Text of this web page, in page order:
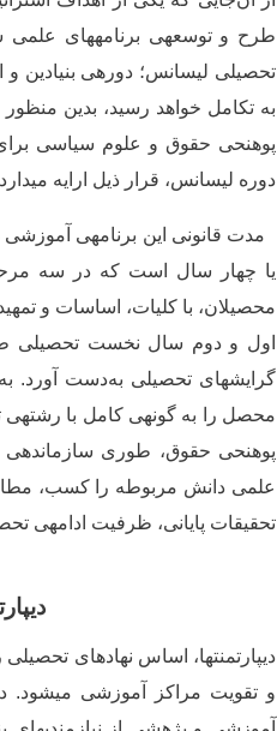
طرح و توسعه­ی برنامه­های علمی
تحصیلی لیسانس؛ دوره‏ی
به تکامل خواهد رسید، بدین
پوهنحی حقوق و علوم سیاسی
دوره لیسانس، قرار ذیل ارایه
مدت قانونی این برنامه­ی
یا چهار سال است که در سه
محصیلان، با کلیات، اساسات و
اول و دوم سال نخست تحصیلی
گرایش­های تحصیلی به‌دست آورد.
محصل را به گونه­ی کامل با رشته­ی
پوهنحی­ حقوق، طوری
علمی دانش مربوطه را کسب،
تحقیقات پایانی، ظرفیت ادامه­ی
دیپارتمنت­ها، اساس نهادهای
و تقویت مراکز آموزشی می­شود.